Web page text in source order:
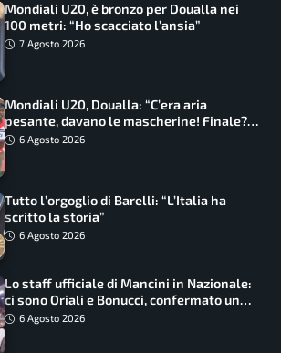
Mondiali U20, è bronzo per Doualla nei
100 metri: “Ho scacciato l’ansia”
7 Agosto 2026
Mondiali U20, Doualla: “C’era aria
pesante, davano le mascherine! Finale?
Non ho nulla da perdere”
6 Agosto 2026
Tutto l’orgoglio di Barelli: “L’Italia ha
scritto la storia”
6 Agosto 2026
Lo staff ufficiale di Mancini in Nazionale:
ci sono Oriali e Bonucci, confermato un
ritorno
6 Agosto 2026